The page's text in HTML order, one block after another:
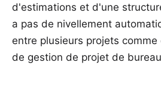
d'estimations et d'une
a pas de nivellement
entre plusieurs projets
de gestion de projet de